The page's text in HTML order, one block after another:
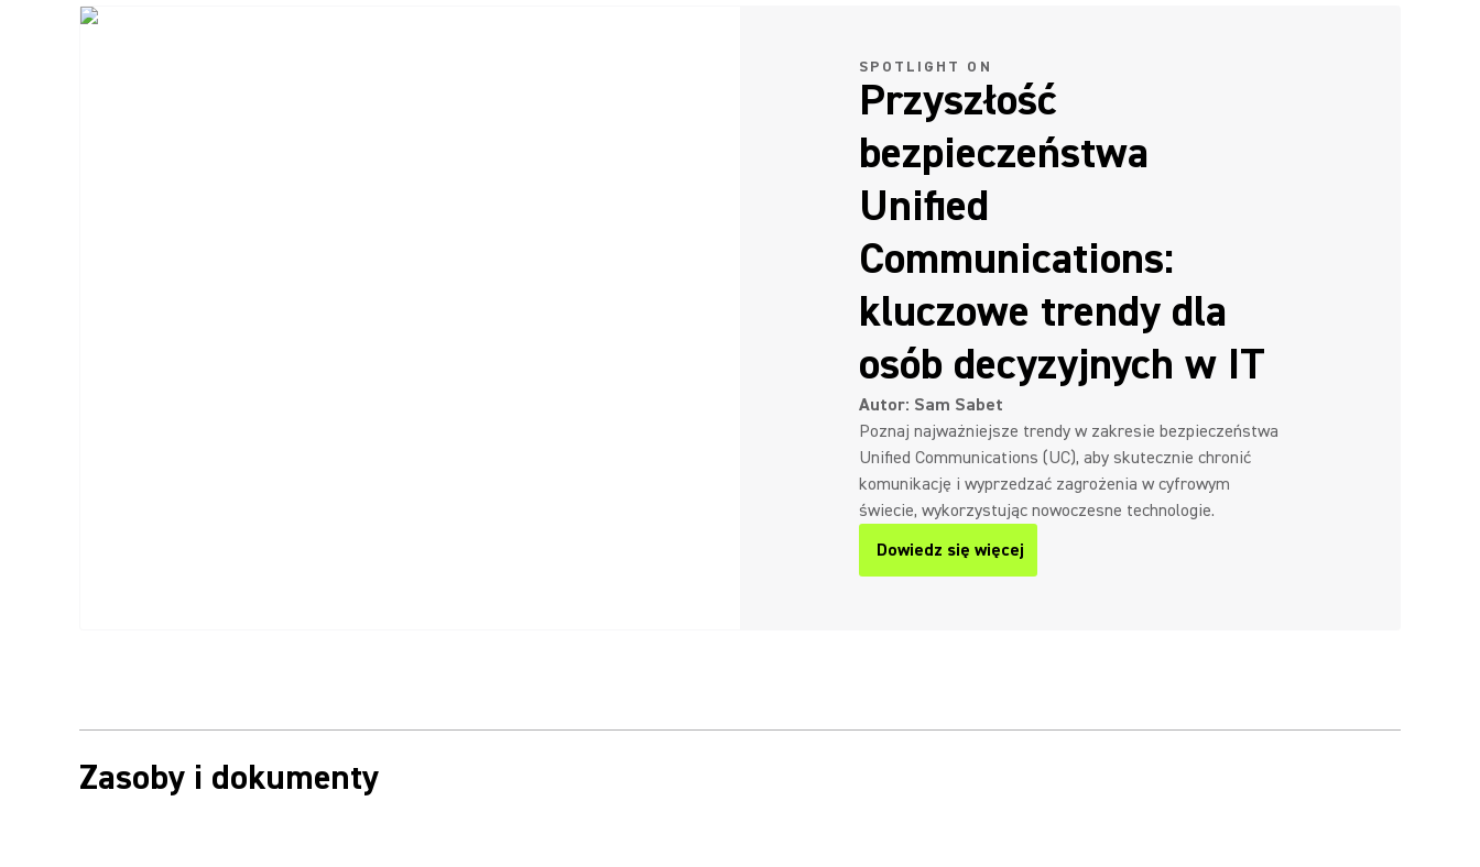
SPOTLIGHT ON
Przyszłość
bezpieczeństwa
Unified
Communications:
kluczowe trendy dla
osób decyzyjnych w IT
Autor: Sam Sabet
Poznaj najważniejsze trendy w zakresie bezpieczeństwa
Unified Communications (UC), aby skutecznie chronić
komunikację i wyprzedzać zagrożenia w cyfrowym
świecie, wykorzystując nowoczesne technologie.
Dowiedz się więcej
Zasoby i dokumenty